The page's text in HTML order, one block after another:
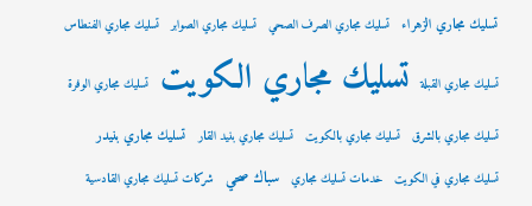
تسليك مجاري الزهراء تسليك مجاري الصرف الصحي تسليك مجاري الصوابر تسليك مجاري الفنطاس
تسليك مجاري القبلة تسليك مجاري الكويت تسليك مجاري الوفرة
تسليك مجاري بالشرق تسليك مجاري بالكويت تسليك مجاري بنيد القار تسليك مجاري بنيدر
تسليك مجاري في الكويت خدمات تسليك مجاري سباك صحي شركات تسليك مجاري القادسية